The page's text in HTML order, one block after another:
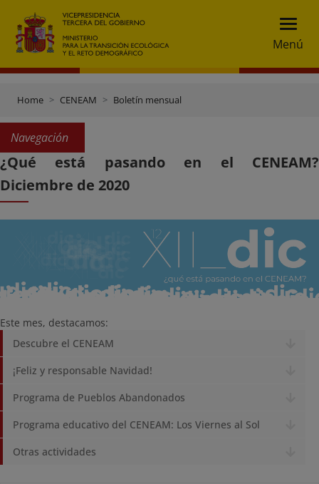
Menú
Home CENEAM Boletín mensual
Navegación
¿Qué está pasando en el CENEAM?
Diciembre de 2020
Este mes, destacamos:
Descubre el CENEAM
¡Feliz y responsable Navidad!
Programa de Pueblos Abandonados
Programa educativo del CENEAM: Los Viernes al Sol
Otras actividades